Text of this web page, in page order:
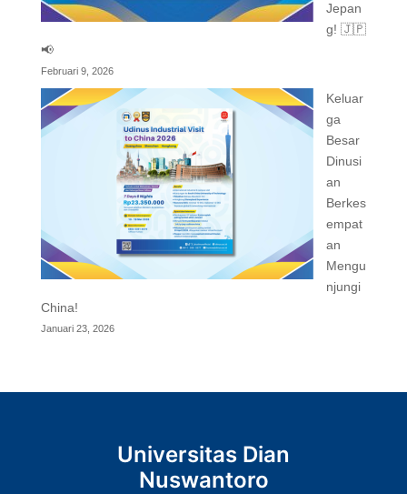
Jepan
g! 🇯🇵
📢
Februari 9, 2026
Keluar
ga
Besar
Dinusi
an
Berkes
empat
an
Mengu
njungi
China!
Januari 23, 2026
Universitas Dian
Nuswantoro